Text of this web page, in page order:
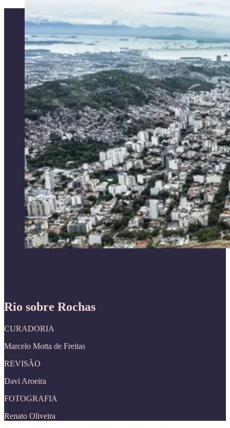
Rio sobre Rochas
CURADORIA
Marcelo Motta de Freitas
REVISÃO
Davi Aroeira
FOTOGRAFIA
Renato Oliveira